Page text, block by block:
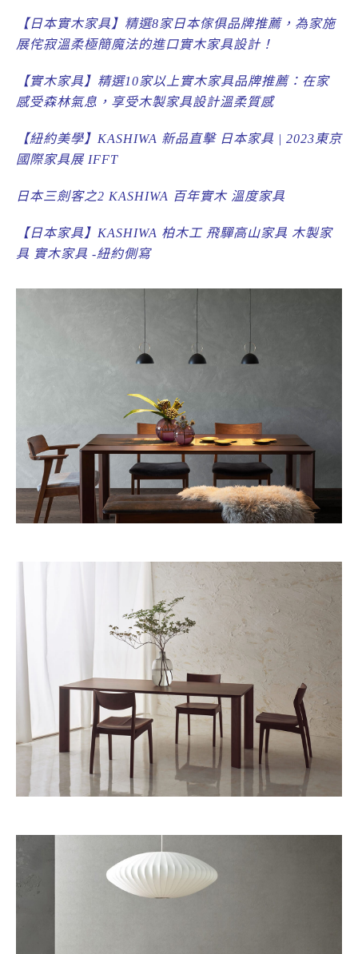
【日本實木家具】精選8家日本傢俱品牌推薦，為家施
展侘寂溫柔極簡魔法的進口實木家具設計！
【實木家具】精選10家以上實木家具品牌推薦：在家
感受森林氣息，享受木製家具設計溫柔質感
【紐約美學】KASHIWA 新品直擊 日本家具 | 2023東京
國際家具展 IFFT
日本三劍客之2 KASHIWA 百年實木 溫度家具
【日本家具】KASHIWA 柏木工 飛驒高山家具 木製家
具 實木家具 -紐約側寫